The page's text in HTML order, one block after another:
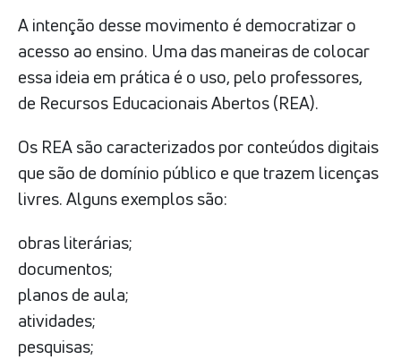
A intenção desse movimento é democratizar o
acesso ao ensino. Uma das maneiras de colocar
essa ideia em prática é o uso, pelo professores,
de Recursos Educacionais Abertos (REA).
Os REA são caracterizados por conteúdos digitais
que são de domínio público e que trazem licenças
livres. Alguns exemplos são:
obras literárias;
documentos;
planos de aula;
atividades;
pesquisas;